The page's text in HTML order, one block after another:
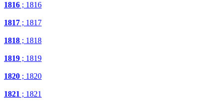
1816 ; 1816
1817 ; 1817
1818 ; 1818
1819 ; 1819
1820 ; 1820
1821 ; 1821